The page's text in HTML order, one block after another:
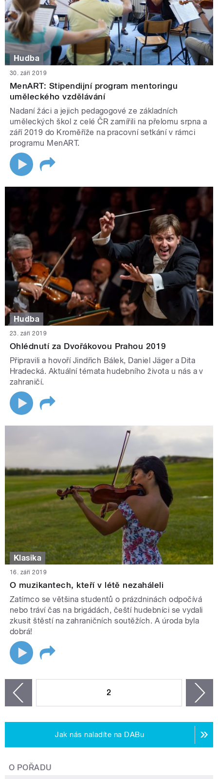
Hudba
30. září 2019
MenART: Stipendijní program mentoringu
uměleckého vzdělávání
Nadaní žáci a jejich pedagogové ze základních
uměleckých škol z celé ČR zamířili na přelomu srpna a
září 2019 do Kroměříže na pracovní setkání v rámci
programu MenART.
Hudba
23. září 2019
Ohlédnutí za Dvořákovou Prahou 2019
Připravili a hovoří Jindřich Bálek, Daniel Jäger a Dita
Hradecká. Aktuální témata hudebního života u nás a v
zahraničí.
Klasika
16. září 2019
O muzikantech, kteří v létě nezaháleli
Zatímco se většina studentů o prázdninách odpočívá
nebo tráví čas na brigádách, čeští hudebníci se vydali
zkusit štěstí na zahraničních soutěžích. A úroda byla
dobrá!
2
Jak nás naladíte na DABu
O POŘADU